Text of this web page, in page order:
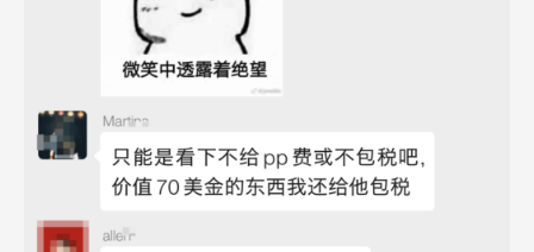
品
包
没